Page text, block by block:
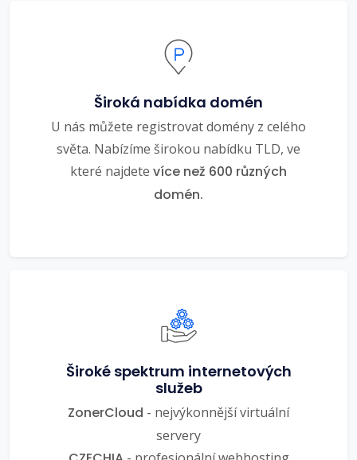
Široká nabídka domén
U nás můžete registrovat domény z celého
světa. Nabízíme širokou nabídku TLD, ve
které najdete více než 600 různých
domén.
Široké spektrum internetových
služeb
ZonerCloud - nejvýkonnější virtuální
servery